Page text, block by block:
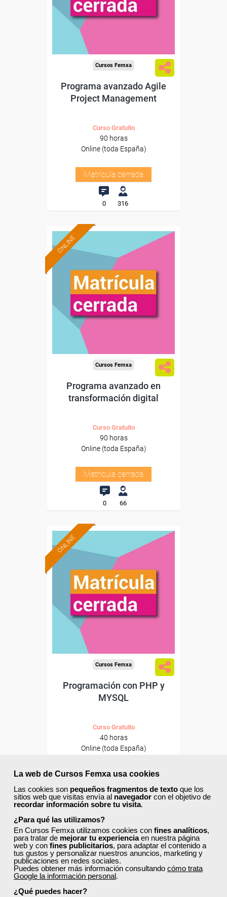
La web de Cursos Femxa usa cookies
Las cookies son pequeños fragmentos de texto que los
sitios web que visitas envía al navegador con el objetivo de
recordar información sobre tu visita.
¿Para qué las utilizamos?
En Cursos Femxa utilizamos cookies con fines analíticos,
para tratar de mejorar tu experienciaen nuestra página
web y con fines publicitarios, para adaptar el contenido a
tus gustos y personalizar nuestros anuncios, marketing y
publicaciones en redes sociales.
Puedes obtener más información consultando cómo trata
Google la información personal.
¿Qué puedes hacer?
Cursos Femxa
Programa avanzado Agile
Project Management
Curso Gratuito
90 horas
Online (toda España)
Matrícula cerrada
0 316
ONLINE
Cursos Femxa
Programa avanzado en
transformación digital
Curso Gratuito
90 horas
Online (toda España)
Matrícula cerrada
0 66
ONLINE
Cursos Femxa
Programación con PHP y
MYSQL
Curso Gratuito
40 horas
Online (toda España)
Matrícula cerrada
4 200
ONLINE